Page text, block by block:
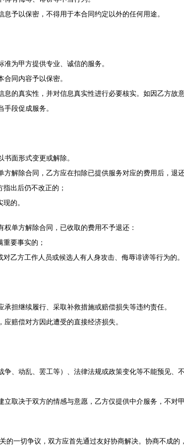
予以保密，不得用于本合同约定以外的任何用途。
为甲方提供专业、诚信的服务。
同内容予以保密。
的真实性，并对信息真实性进行必要核实。如因乙方故
段促成服务。
面形式变更或解除。
解除合同，乙方应在扣除已提供服务对应的费用后，退
指出后仍不改正的；
的。
单方解除合同，已收取的费用不予退还：
重要事实的；
对乙方工作人员或候选人有人身攻击、侮辱诽谤等行为的。
担继续履行、采取补救措施或赔偿损失等违约责任。
赔偿对方因此遭受的直接经济损失。
争、动乱、罢工等）、法律法规或政策变化等不能预见
取决于双方的情感与意愿，乙方仅提供中介服务，不对
的一切争议，双方应首先通过友好协商解决。协商不成的